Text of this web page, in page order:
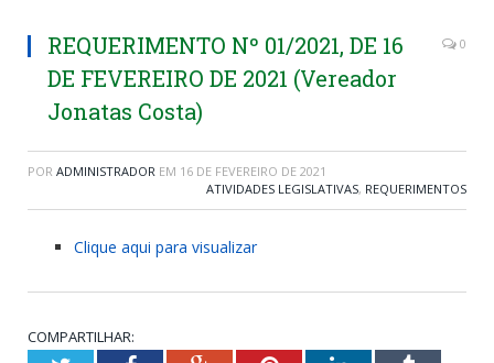
REQUERIMENTO Nº 01/2021, DE 16
DE FEVEREIRO DE 2021 (Vereador
Jonatas Costa)
0
POR ADMINISTRADOR EM 16 DE FEVEREIRO DE 2021
ATIVIDADES LEGISLATIVAS, REQUERIMENTOS
Clique aqui para visualizar
COMPARTILHAR: